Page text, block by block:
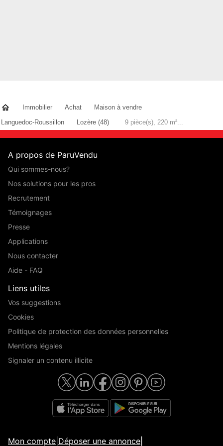
Immobilier Achat
Maison à vendre
Languedoc-Roussillon
Lozère (48) 9 pièce(s), 220 m²...
A propos de ParuVendu
Qui sommes-nous?
Nos solutions pour les pros
Recrutement
Témoignages
Presse
Applications
Nous contacter
Aide - FAQ
Liens utiles
Vos suggestions
Cookies
Politique de protection des données personnelles
Mentions légales
Signaler un contenu illicite
Mon compte Déposer une annonce